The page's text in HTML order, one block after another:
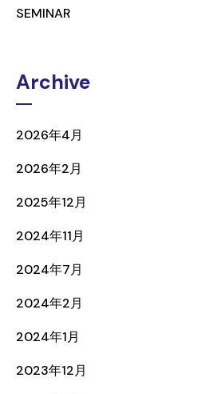
SEMINAR
Archive
2026年4月
2026年2月
2025年12月
2024年11月
2024年7月
2024年2月
2024年1月
2023年12月